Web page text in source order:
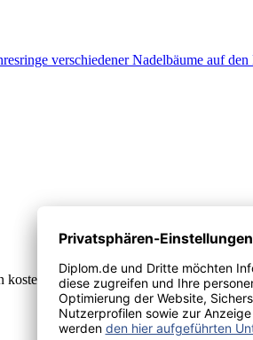
verschiedener Nadelbäume auf
kostenlos downloaden!